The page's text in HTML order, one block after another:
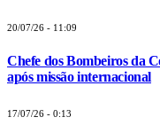
20/07/26 - 11:09
Chefe dos Bombeiros da
após missão internacional
17/07/26 - 0:13